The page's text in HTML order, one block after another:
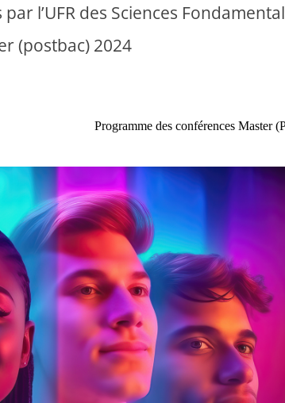
l’UFR des Sciences
(postbac) 2024
Programme des conférences Master